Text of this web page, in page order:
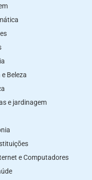
Beleza
e jardinagem
e Computadores